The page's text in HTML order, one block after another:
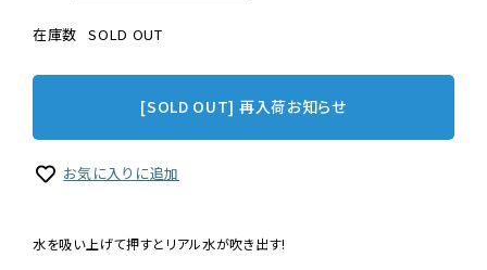
在庫数 SOLD OUT
[SOLD OUT] 再入荷お知らせ
お気に入りに追加
水を吸い上げて押すとリアル水が吹き出す!